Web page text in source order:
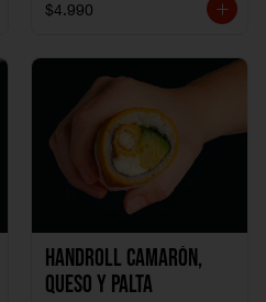
$4.990
Handroll Camarón,
Queso y Palta